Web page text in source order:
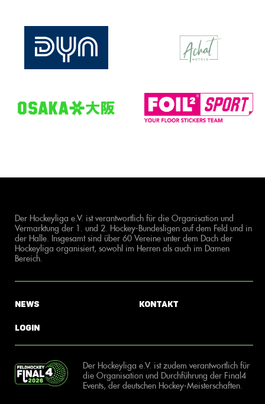
Der Hockeyliga e.V. ist verantwortlich für die Organisation und
Vermarktung der 1. und 2. Hockey-Bundesligen auf dem Feld und in
der Halle. Insgesamt sind über 60 Vereine unter dem Dach der
Hockeyliga organisiert, sowohl im Herren als auch im Damen
Bereich.
News
Login
Kontakt
Der Hockeyliga e.V. ist zudem verantwortlich für
die Organisation und Durchführung der Final4
Events, der deutschen Hockey-Meisterschaften.